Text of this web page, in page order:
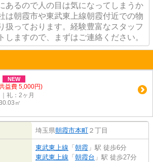
あるので人の目は気になってしまうか
は朝霞市や東武東上線朝霞付近での物
扱っております。経験豊富なスタッフ
しますので、まずはご連絡ください。
NEW
益費 5,000円)
礼：2ヶ月
㎡
埼玉県朝霞市本町 ２丁目
東武東上線 「 朝霞 」駅 徒歩6分
東武東上線 「 朝霞台 」駅 徒歩27分